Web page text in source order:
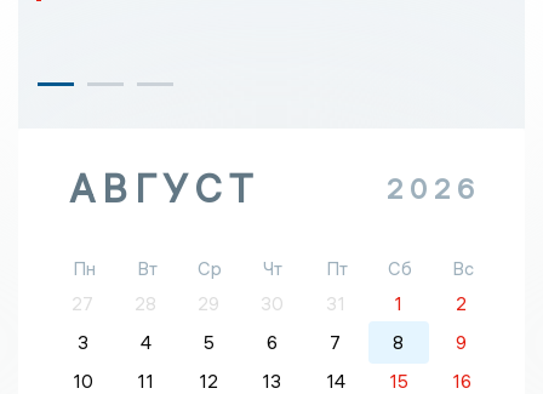
АВГУСТ 2026
Пн Вт Ср Чт Пт Сб
Вс
27
28 29 30 31 1
2
3
4 5 6 7 8
9
10
11 12 13 14 15
16